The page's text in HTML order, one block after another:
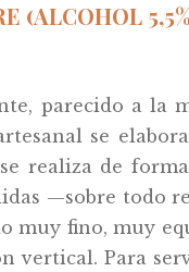
(ALCOHOL
parecido a la
se
realiza de
—sobre todo
muy fino, muy
vertical. Para